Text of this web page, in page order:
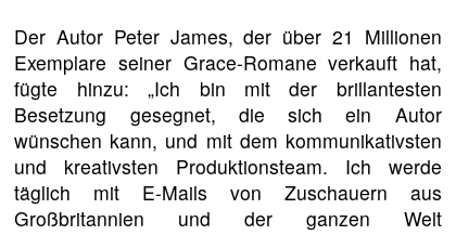
Der Autor Peter James, der über 21 Millionen
Exemplare seiner Grace-Romane verkauft hat,
fügte hinzu: „Ich bin mit der brillantesten
Besetzung gesegnet, die sich ein Autor
wünschen kann, und mit dem kommunikativsten
und kreativsten Produktionsteam. Ich werde
täglich mit E-Mails von Zuschauern aus
Großbritannien und der ganzen Welt